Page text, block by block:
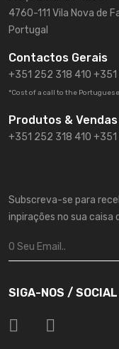
4760-111 Vila Nova de
Portugal
Contactos Gerais
+351 252 318 410 +351
*Cost of a call to the
Produtos & Vendas
+351 252 318 410 +351
Subscreva-se para
inpirações no sua caisa
SIGA-NOS / SOCIAL